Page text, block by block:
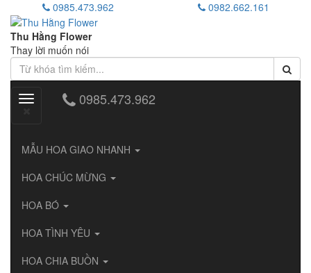
0985.473.962 0982.662.161
Thu Hằng Flower
Thay lời muốn nói
Toggle
0985.473.962
MẪU HOA GIAO NHANH
HOA CHÚC MỪNG
HOA BÓ
HOA TÌNH YÊU
HOA CHIA BUỒN